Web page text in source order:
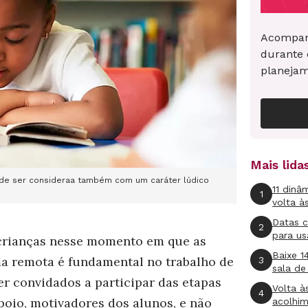
ser consideraa também com um caráter lúdico
nesse momento em que as
remota é fundamental no trabalho de
convidados a participar das etapas
motivadores dos alunos, e não
durante
Mais
1
11
volta
2
Datas
para
3
Baixe
sala
4
Volta